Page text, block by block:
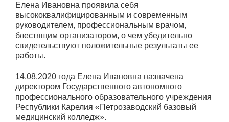
Елена Ивановна проявила себя
высококвалифицированным и современным
руководителем, профессиональным врачом,
блестящим организатором, о чем убедительно
свидетельствуют положительные результаты ее
работы.
14.08.2020 года Елена Ивановна назначена
директором Государственного автономного
профессионального образовательного учреждения
Республики Карелия «Петрозаводский базовый
медицинский колледж».